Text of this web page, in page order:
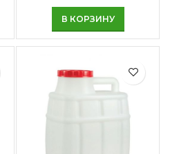
В КОРЗИНУ